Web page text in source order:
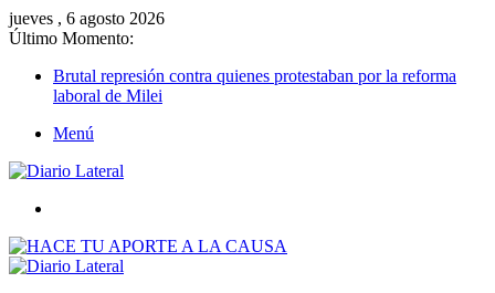
jueves , 6 agosto 2026
Último Momento:
Brutal represión contra quienes protestaban por la reforma
laboral de Milei
Menú